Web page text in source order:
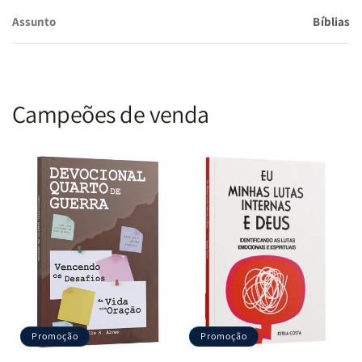
Assunto Bíblias
Campeões de venda
Promoção Promoção